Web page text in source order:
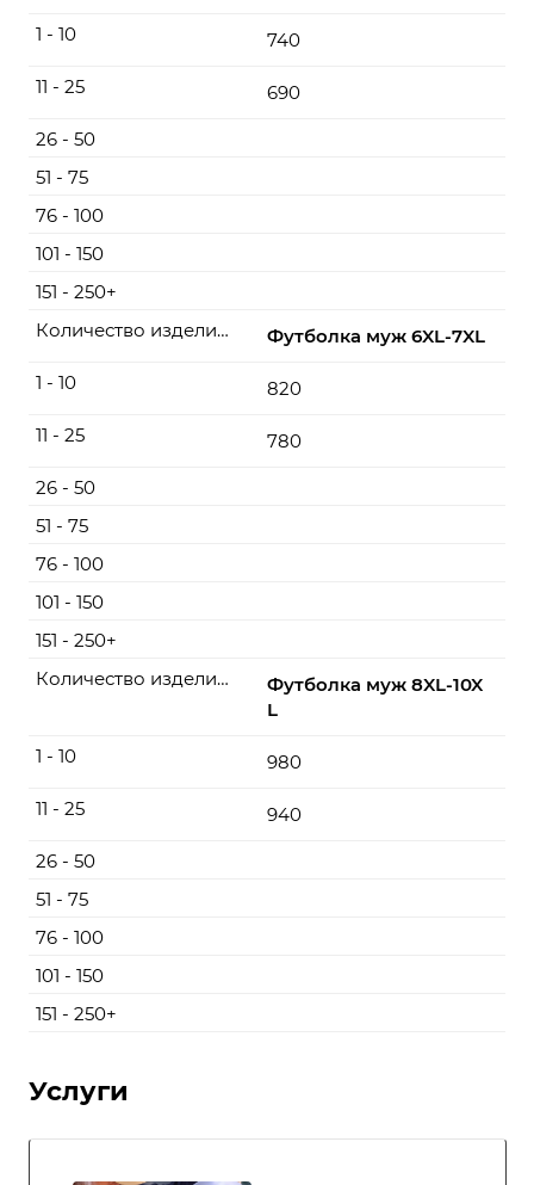
740
1 - 10
690
11 - 25
26 - 50
51 - 75
76 - 100
101 - 150
151 - 250+
Футболка муж 6XL-7XL
Количество изделий, шт
820
1 - 10
780
11 - 25
26 - 50
51 - 75
76 - 100
101 - 150
151 - 250+
Футболка муж 8XL-10X
L
Количество изделий, шт
980
1 - 10
940
11 - 25
26 - 50
51 - 75
76 - 100
101 - 150
151 - 250+
Услуги